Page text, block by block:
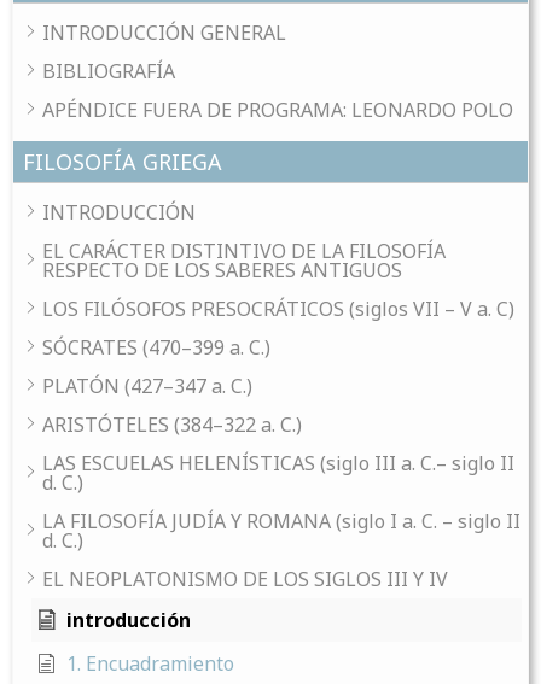
INTRODUCCIÓN GENERAL
BIBLIOGRAFÍA
APÉNDICE FUERA DE PROGRAMA: LEONARDO POLO
FILOSOFÍA GRIEGA
INTRODUCCIÓN
EL CARÁCTER DISTINTIVO DE LA FILOSOFÍA
RESPECTO DE LOS SABERES ANTIGUOS
LOS FILÓSOFOS PRESOCRÁTICOS (siglos VII – V a. C)
SÓCRATES (470–399 a. C.)
PLATÓN (427–347 a. C.)
ARISTÓTELES (384–322 a. C.)
LAS ESCUELAS HELENÍSTICAS (siglo III a. C.– siglo II
d. C.)
LA FILOSOFÍA JUDÍA Y ROMANA (siglo I a. C. – siglo II
d. C.)
EL NEOPLATONISMO DE LOS SIGLOS III Y IV
introducción
1. Encuadramiento